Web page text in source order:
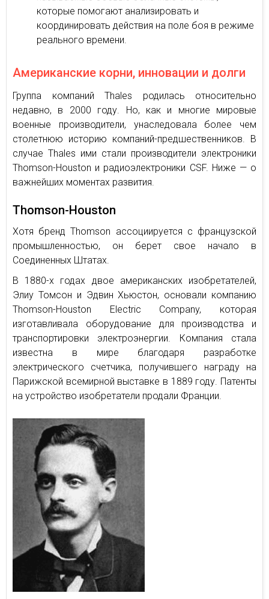
которые помогают анализировать и
координировать действия на поле боя в режиме
реального времени.
Американские корни, инновации и долги
Группа компаний Thales родилась относительно
недавно, в 2000 году. Но, как и многие мировые
военные производители, унаследовала более чем
столетнюю историю компаний-предшественников. В
случае Thales ими стали производители электроники
Thomson-Houston и радиоэлектроники CSF. Ниже — о
важнейших моментах развития.
Thomson-Houston
Хотя бренд Thomson ассоциируется с французской
промышленностью, он берет свое начало в
Соединенных Штатах.
В 1880-х годах двое американских изобретателей,
Элиу Томсон и Эдвин Хьюстон, основали компанию
Thomson-Houston Electric Company, которая
изготавливала оборудование для производства и
транспортировки электроэнергии. Компания стала
известна в мире благодаря разработке
электрического счетчика, получившего награду на
Парижской всемирной выставке в 1889 году. Патенты
на устройство изобретатели продали Франции.